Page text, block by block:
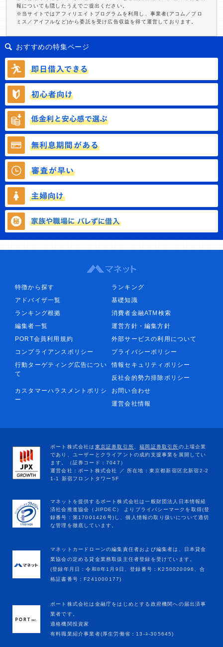
報についても隠したうえでご提出ください。
※当サイトではアフィリエイトプログラムを利用し、事業者(アコム／プロ
ミス／アイフルなど)から委託を受け広告収益を得て運営しております。
おすすめの特集ページ
特徴から探す
ランキング
アドバイザ一覧
基礎知識
ランキング根拠
消費者金融ATM検索
編集者一覧
運営方針・編集方針
PORT会員利用規約
外部サービスの利用について
コンプライアンスポリシー
プライバシーポリシー
行動ターゲティング広告につい
て
情報セキュリティポリシー
反社会的勢力排除ポリシー
カスタマーハラスメントポリシ
ー
お問い合わせ
運営会社情報
マネットカードローンの編集責任者および編集者は、日本貸金
業協会の定める貸金業務取扱主任者登録を受けています。
(登録年月日：令和8年1月9日、登録番号：K250020096、合
格証書番号：F241000177)
ポート株式会社は金融庁をはじめとする政府機関への届出済事
業者です。
適格機関投資家
有料職業紹介事業者(厚生労働省：13-ﾕ-305645)